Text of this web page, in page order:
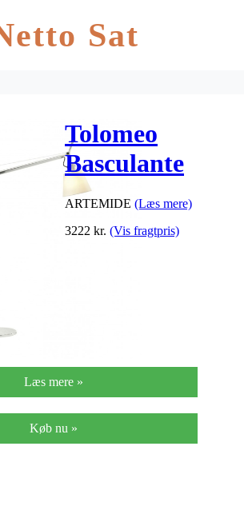
Sat
Tolomeo
Basculante
Lettura, flere
varianter
ARTEMIDE (Læs mere)
3222 kr. (Vis fragtpris)
Læs mere »
Køb nu »